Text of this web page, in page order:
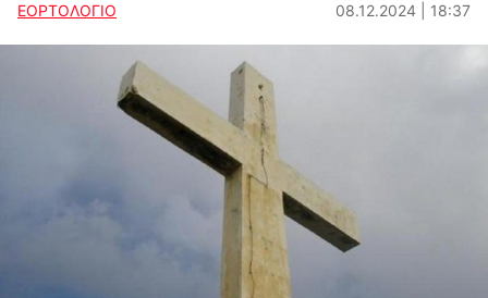
ΕΟΡΤΟΛΟΓΙΟ 08.12.2024 | 18:37